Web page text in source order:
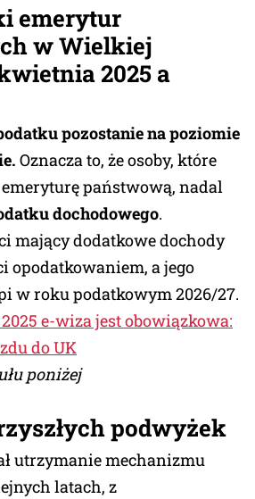
emerytur
w Wielkiej
2025 a
pozostanie na poziomie
Oznacza to, że osoby, które
państwową, nadal
dochodowego.
mający dodatkowe dochody
opodatkowaniem, a jego
w roku podatkowym 2026/27.
2025 e-wiza jest obowiązkowa:
do UK
poniżej
podwyżek
utrzymanie mechanizmu
latach, z